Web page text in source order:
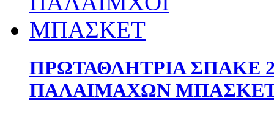
ΠΡΩΤΑΘΛΗΤΡΙΑ ΣΠΑΚΕ
ΠΑΛΑΙΜΑΧΩΝ